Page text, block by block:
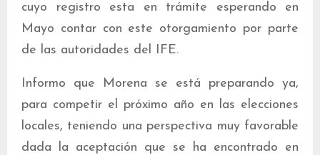
cuyo registro esta en trámite esperando en
Mayo contar con este otorgamiento por parte
de las autoridades del IFE.
Informo que Morena se está preparando ya,
para competir el próximo año en las elecciones
locales, teniendo una perspectiva muy favorable
dada la aceptación que se ha encontrado en